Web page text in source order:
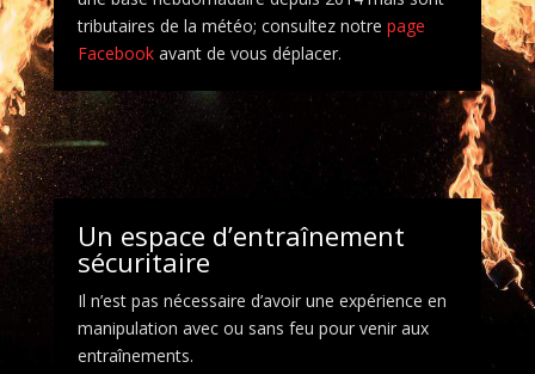
tributaires de la météo; consultez notre page
Facebookavant de vous déplacer.
Un espace d’entraînement
sécuritaire
Il n’est pas nécessaire d’avoir une expérience en
manipulation avec ou sans feu pour venir aux
entraînements.